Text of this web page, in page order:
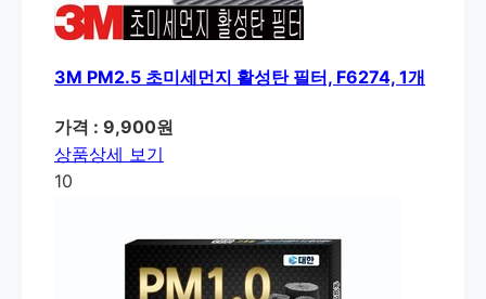
3M PM2.5 초미세먼지 활성탄 필터, F6274, 1개
가격 : 9,900원
상품상세 보기
10